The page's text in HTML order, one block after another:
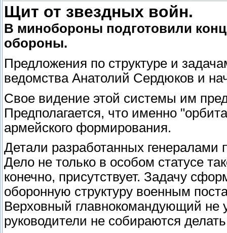
Щит от звездных войн.
В минобороны подготовили
обороны.
Предложения по структуре и
ведомства Анатолий Сердюков и
Свое видение этой системы им
Предполагается, что именно
армейского формирования.
Детали разработанных генералами
Дело не только в особом статусе
конечно, присутствует. Задачу
оборонную структуру военным
Верховный главнокомандующий не
руководители не собираются